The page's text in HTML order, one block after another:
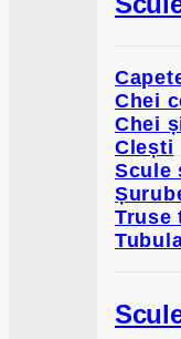
Chei
Chei
Clești
Scule
Truse